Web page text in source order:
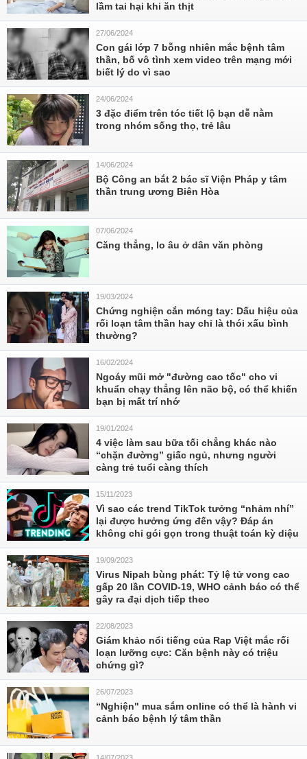
lầm tai hại khi ăn thịt
27/06/2024
Con gái lớp 7 bỗng nhiên mắc bệnh tâm
thần, bố vô tình xem video trên mạng mới
biết lý do vì sao
24/06/2024
3 đặc điểm trên tóc tiết lộ bạn dễ nằm
trong nhóm sống thọ, trẻ lâu
14/06/2024
Bộ Công an bắt 2 bác sĩ Viện Pháp y tâm
thần trung ương Biên Hòa
07/06/2024
Căng thẳng, lo âu ở dân văn phòng
19/03/2024
Chứng nghiện cắn móng tay: Dấu hiệu của
rối loạn tâm thần hay chỉ là thói xấu bình
thường?
16/02/2024
Ngoáy mũi mở "đường cao tốc" cho vi
khuẩn chạy thẳng lên não bộ, có thể khiến
bạn bị mất trí nhớ
19/01/2024
4 việc làm sau bữa tối chẳng khác nào
“chặn đường” giấc ngủ, nhưng người
càng trẻ tuổi càng thích
15/11/2023
Vì sao các trend TikTok tưởng “nhảm nhí”
lại được hưởng ứng đến vậy? Đáp án
không chỉ gói gọn trong thuật toán kỳ diệu
19/09/2023
Virus Nipah bùng phát: Tỷ lệ tử vong cao
gấp 20 lần COVID-19, WHO cảnh báo có thể
gây ra đại dịch tiếp theo
22/08/2023
Giám khảo nổi tiếng của Rap Việt mắc rối
loạn lưỡng cực: Căn bệnh này có triệu
chứng gì?
26/07/2023
“Nghiện" mua sắm online có thể là hành vi
cảnh báo bệnh lý tâm thần